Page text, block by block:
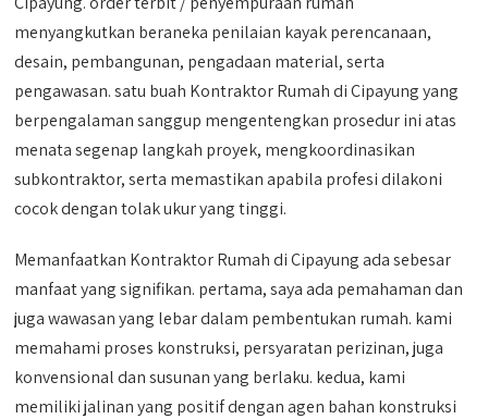
menyangkutkan beraneka penilaian kayak perencanaan,
desain, pembangunan, pengadaan material, serta
pengawasan. satu buah Kontraktor Rumah di Cipayung yang
berpengalaman sanggup mengentengkan prosedur ini atas
menata segenap langkah proyek, mengkoordinasikan
subkontraktor, serta memastikan apabila profesi dilakoni
cocok dengan tolak ukur yang tinggi.
Memanfaatkan Kontraktor Rumah di Cipayung ada sebesar
manfaat yang signifikan. pertama, saya ada pemahaman dan
juga wawasan yang lebar dalam pembentukan rumah. kami
memahami proses konstruksi, persyaratan perizinan, juga
konvensional dan susunan yang berlaku. kedua, kami
memiliki jalinan yang positif dengan agen bahan konstruksi